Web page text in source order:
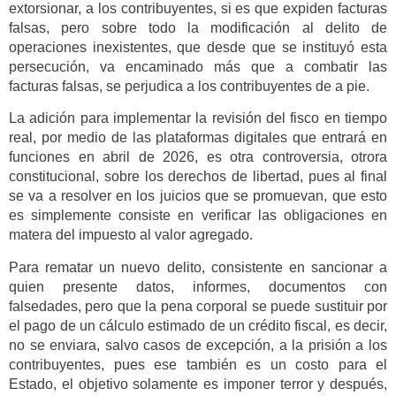
extorsionar, a los contribuyentes, si es que expiden facturas
falsas, pero sobre todo la modificación al delito de
operaciones inexistentes, que desde que se instituyó esta
persecución, va encaminado más que a combatir las
facturas falsas, se perjudica a los contribuyentes de a pie.
La adición para implementar la revisión del fisco en tiempo
real, por medio de las plataformas digitales que entrará en
funciones en abril de 2026, es otra controversia, otrora
constitucional, sobre los derechos de libertad, pues al final
se va a resolver en los juicios que se promuevan, que esto
es simplemente consiste en verificar las obligaciones en
matera del impuesto al valor agregado.
Para rematar un nuevo delito, consistente en sancionar a
quien presente datos, informes, documentos con
falsedades, pero que la pena corporal se puede sustituir por
el pago de un cálculo estimado de un crédito fiscal, es decir,
no se enviara, salvo casos de excepción, a la prisión a los
contribuyentes, pues ese también es un costo para el
Estado, el objetivo solamente es imponer terror y después,